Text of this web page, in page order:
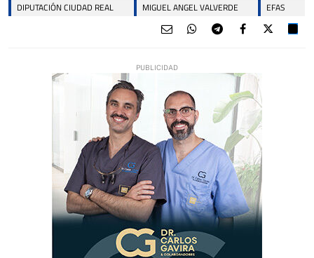
DIPUTACIÓN CIUDAD REAL MIGUEL ANGEL VALVERDE EFAS